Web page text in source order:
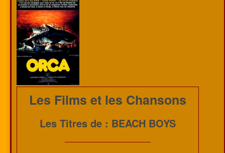
Les Films et les Chansons
Les Titres de : BEACH BOYS